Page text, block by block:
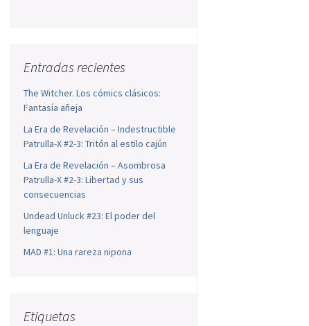
Entradas recientes
The Witcher. Los cómics clásicos:
Fantasía añeja
La Era de Revelación – Indestructible
Patrulla-X #2-3: Tritón al estilo cajún
La Era de Revelación – Asombrosa
Patrulla-X #2-3: Libertad y sus
consecuencias
Undead Unluck #23: El poder del
lenguaje
MAD #1: Una rareza nipona
Etiquetas